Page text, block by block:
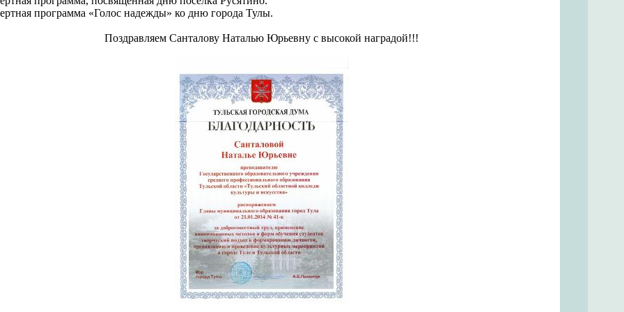
программа «Голос надежды» ко дню города Тулы.
Поздравляем Санталову Наталью Юрьевну с высокой наградой!!!